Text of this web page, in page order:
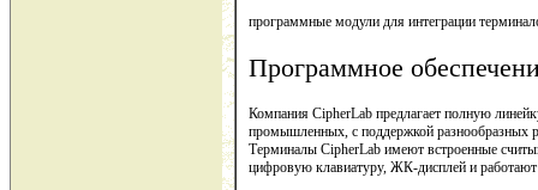
программные модули для интеграции
Программное
Компания CipherLab предлагает полную
промышленных, с поддержкой разнообразных
Терминалы CipherLab имеют встроенные
цифровую клавиатуру, ЖК-дисплей и